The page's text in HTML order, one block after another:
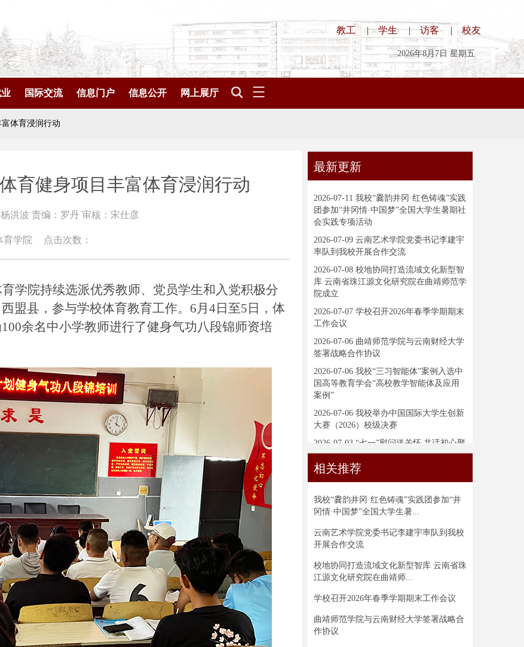
教工|学生|访客 | 校友
2026年8月7日 星期五
国际交流 信息门户 信息公开 网上展厅
体育浸润行动
育健身项目丰富体育浸润行动
洪波 责编：罗丹 审核：宋仕彦
育学院 点击次数：
学院持续选派优秀教师、党员学生和入党积极分
盟县，参与学校体育教育工作。 6月4日至5日，体
余名中小学教师进行了健身气功八段锦师资培
最新更新
2026-07-11 我校“爨韵井冈·红色铸魂”实践
团参加“井冈情·中国梦”全国大学生暑期社
会实践专项活动
2026-07-09 云南艺术学院党委书记李建宇
率队到我校开展合作交流
2026-07-08 校地协同打造流域文化新型智
库 云南省珠江源文化研究院在曲靖师范学
院成立
2026-07-07 学校召开2026年春季学期期末
工作会议
2026-07-06 曲靖师范学院与云南财经大学
签署战略合作协议
2026-07-06 我校“三习智能体”案例入选中
国高等教育学会“高校教学智能体及应用
案例”
2026-07-06 我校举办中国国际大学生创新
大赛（2026）校级决赛
2026-07-03 “七一”慰问送关怀 共话初心聚
合力——学校党委开展走访慰问活动
相关推荐
我校“爨韵井冈·红色铸魂”实践团参加“井
冈情·中国梦”全国大学生暑...
云南艺术学院党委书记李建宇率队到我校
开展合作交流
校地协同打造流域文化新型智库 云南省珠
江源文化研究院在曲靖师...
学校召开2026年春季学期期末工作会议
曲靖师范学院与云南财经大学签署战略合
作协议